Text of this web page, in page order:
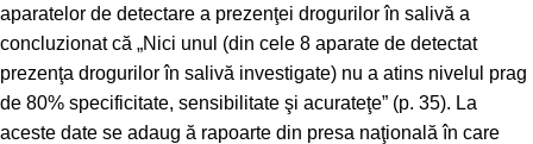
aparatelor de detectare a prezenţei drogurilor în salivă a
concluzionat că „Nici unul (din cele 8 aparate de detectat
prezenţa drogurilor în salivă investigate) nu a atins nivelul prag
de 80% specificitate, sensibilitate şi acurateţe” (p. 35). La
aceste date se adaug ă rapoarte din presa naţională în care